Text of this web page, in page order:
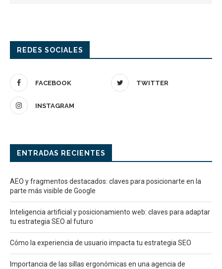
REDES SOCIALES
FACEBOOK TWITTER
INSTAGRAM
ENTRADAS RECIENTES
AEO y fragmentos destacados: claves para posicionarte en la
parte más visible de Google
Inteligencia artificial y posicionamiento web: claves para adaptar
tu estrategia SEO al futuro
Cómo la experiencia de usuario impacta tu estrategia SEO
Importancia de las sillas ergonómicas en una agencia de